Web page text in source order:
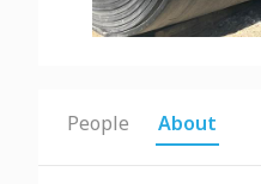
People About